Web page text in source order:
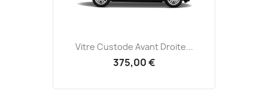
Vitre Custode Avant Droite...
375,00 €